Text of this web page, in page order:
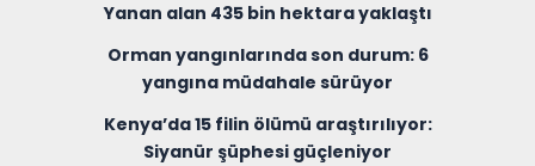
Yanan alan 435 bin hektara yaklaştı
Orman yangınlarında son durum: 6
yangına müdahale sürüyor
Kenya’da 15 filin ölümü araştırılıyor:
Siyanür şüphesi güçleniyor